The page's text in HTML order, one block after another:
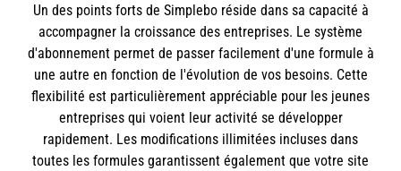
Un des points forts de Simplebo réside dans sa capacité à
accompagner la croissance des entreprises. Le système
d'abonnement permet de passer facilement d'une formule à
une autre en fonction de l'évolution de vos besoins. Cette
flexibilité est particulièrement appréciable pour les jeunes
entreprises qui voient leur activité se développer
rapidement. Les modifications illimitées incluses dans
toutes les formules garantissent également que votre site